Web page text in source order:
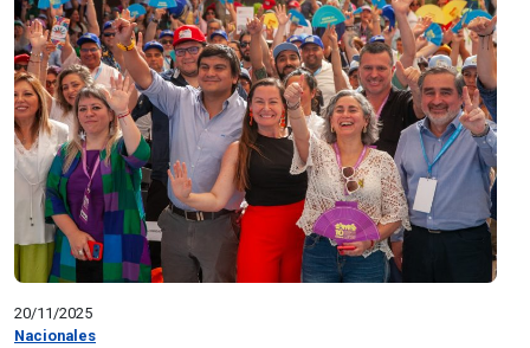
20/11/2025
Nacionales